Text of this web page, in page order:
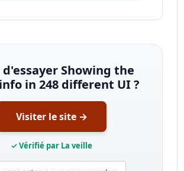
d'essayer Showing the
in 248 different UI ?
Visiter le site →
✓ Vérifié par La veille